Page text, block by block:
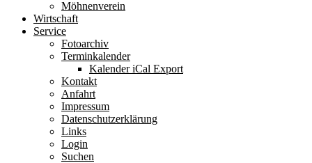
Möhnenverein
Wirtschaft
Service
Fotoarchiv
Terminkalender
Kalender iCal Export
Kontakt
Anfahrt
Impressum
Datenschutzerklärung
Links
Login
Suchen